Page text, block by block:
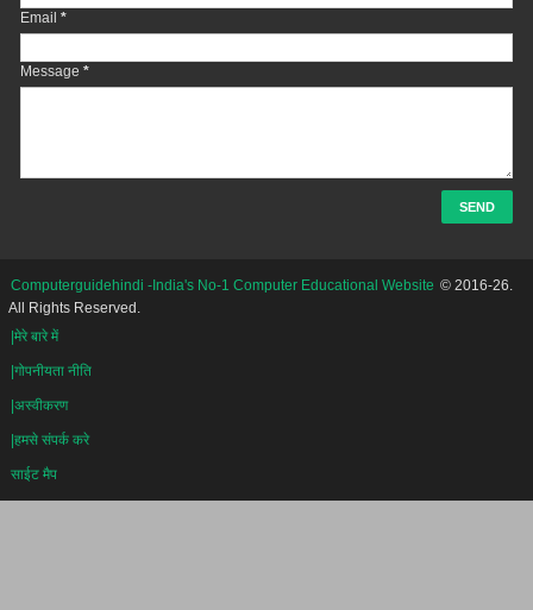
Email *
Message *
Computerguidehindi -India's No-1 Computer Educational Website © 2016-26.
All Rights Reserved.
|मेरे बारे में
|गोपनीयता नीति
|अस्वीकरण
|हमसे संपर्क करे
साईट मैप